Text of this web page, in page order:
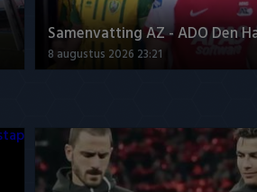
Samenvatting AZ - ADO Den
8 augustus 2026 23:21